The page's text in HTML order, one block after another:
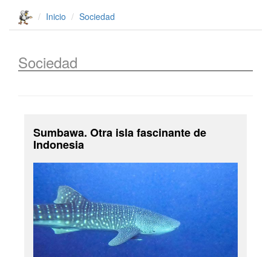
Inicio Sociedad
Sociedad
Sumbawa. Otra isla fascinante de
Indonesia